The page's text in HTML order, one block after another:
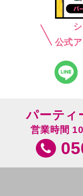
公式
パーティ
営業時間